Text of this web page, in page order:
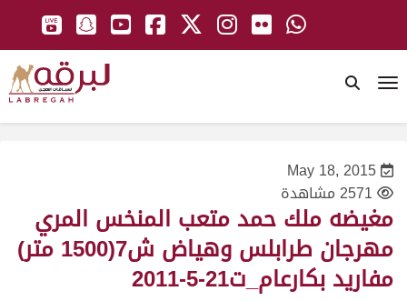
May 18, 2015
2571 مشاهدة
مغيضه ملك حمد متعب المنخس المري
مهرجان طرابلس وهياض ش7(1500 متر)
مفاريد بكارعام_ت21-5-2011